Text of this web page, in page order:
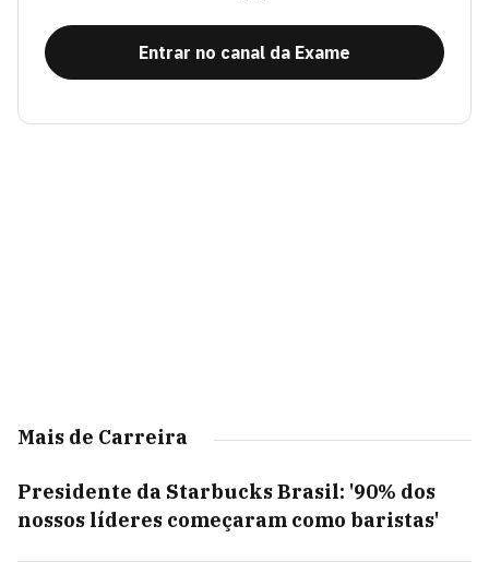
Entrar no canal da Exame
Mais de Carreira
Presidente da Starbucks Brasil: '90% dos
nossos líderes começaram como baristas'